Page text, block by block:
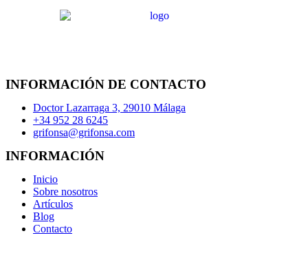
INFORMACIÓN DE CONTACTO
Doctor Lazarraga 3, 29010 Málaga
+34 952 28 6245
grifonsa@grifonsa.com
INFORMACIÓN
Inicio
Sobre nosotros
Artículos
Blog
Contacto